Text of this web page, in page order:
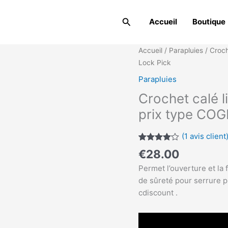
Rechercher
Accueil Boutique
Accueil / Parapluies /
Lock Pick
Parapluies
Crochet calé
prix type
Noté 4.00
sur 5
sur
1
notation
(1 avis client)
€28.00
Permet l’ouverture et
de sûreté pour serrure
cdiscount .
quantité
de
Crochet
lishi'styl
pour
serrure
premier
type
COGEX
Lock
Pick